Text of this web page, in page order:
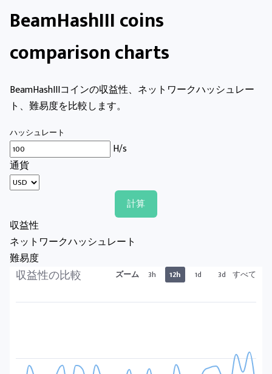
BeamHashIII coins
comparison charts
BeamHashIIIコインの収益性、ネットワークハッシュレー
ト、難易度を比較します。
ハッシュレート
H/s
通貨
計算
収益性
ネットワークハッシュレート
難易度
収益性の比較 ズーム 3h 12h 1d 3d すべて